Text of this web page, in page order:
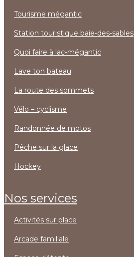
tourisme mégantic
station touristique baie-des-sables
quoi faire à lac-mégantic
lave ton bateau
la route des sommets
vélo – cyclisme
randonnée de motos
pêche sur la glace
hockey
nos services
activités sur place
arcade familiale